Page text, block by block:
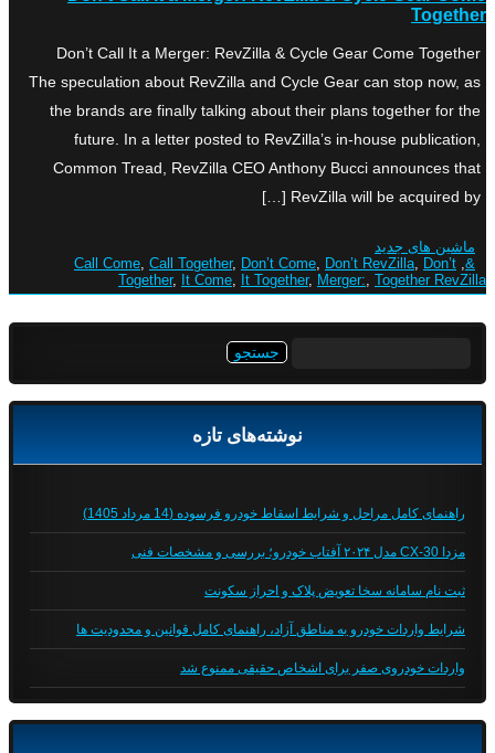
Together
Don’t Call It a Merger: RevZilla & Cycle Gear Come Together
The speculation about RevZilla and Cycle Gear can stop now, as
the brands are finally talking about their plans together for the
future. In a letter posted to RevZilla’s in-house publication,
Common Tread, RevZilla CEO Anthony Bucci announces that
RevZilla will be acquired by […]
ماشین های جدید
&
,
Call Come, Call Together, Don’t Come, Don’t RevZilla, Don’t
Together, It Come, It Together, Merger:, Together RevZilla
نوشته‌های تازه
راهنمای کامل مراحل و شرایط اسقاط خودرو فرسوده (14 مرداد 1405)
مزدا CX-30 مدل ۲۰۲۴ آفتاب خودرو؛ بررسی و مشخصات فنی
ثبت نام سامانه سخا تعویض پلاک و احراز سکونت
شرایط واردات خودرو به مناطق آزاد، راهنمای کامل قوانین و محدودیت ها
واردات خودروی صفر برای اشخاص حقیقی ممنوع شد